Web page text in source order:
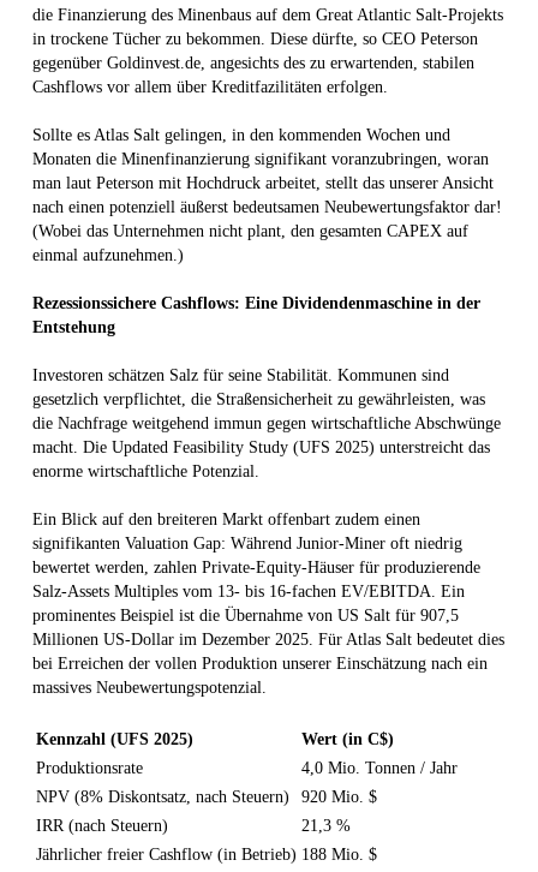
die Finanzierung des Minenbaus auf dem Great Atlantic Salt-Projekts
in trockene Tücher zu bekommen. Diese dürfte, so CEO Peterson
gegenüber Goldinvest.de, angesichts des zu erwartenden, stabilen
Cashflows vor allem über Kreditfazilitäten erfolgen.
Sollte es Atlas Salt gelingen, in den kommenden Wochen und
Monaten die Minenfinanzierung signifikant voranzubringen, woran
man laut Peterson mit Hochdruck arbeitet, stellt das unserer Ansicht
nach einen potenziell äußerst bedeutsamen Neubewertungsfaktor dar!
(Wobei das Unternehmen nicht plant, den gesamten CAPEX auf
einmal aufzunehmen.)
Rezessionssichere Cashflows: Eine Dividendenmaschine in der
Entstehung
Investoren schätzen Salz für seine Stabilität. Kommunen sind
gesetzlich verpflichtet, die Straßensicherheit zu gewährleisten, was
die Nachfrage weitgehend immun gegen wirtschaftliche Abschwünge
macht. Die Updated Feasibility Study (UFS 2025) unterstreicht das
enorme wirtschaftliche Potenzial.
Ein Blick auf den breiteren Markt offenbart zudem einen
signifikanten Valuation Gap: Während Junior-Miner oft niedrig
bewertet werden, zahlen Private-Equity-Häuser für produzierende
Salz-Assets Multiples vom 13- bis 16-fachen EV/EBITDA. Ein
prominentes Beispiel ist die Übernahme von US Salt für 907,5
Millionen US-Dollar im Dezember 2025. Für Atlas Salt bedeutet dies
bei Erreichen der vollen Produktion unserer Einschätzung nach ein
massives Neubewertungspotenzial.
Kennzahl (UFS 2025)
Wert (in C$)
Produktionsrate
4,0 Mio. Tonnen / Jahr
NPV (8% Diskontsatz, nach Steuern)
920 Mio. $
IRR (nach Steuern)
21,3 %
Jährlicher freier Cashflow (in Betrieb) 188 Mio. $